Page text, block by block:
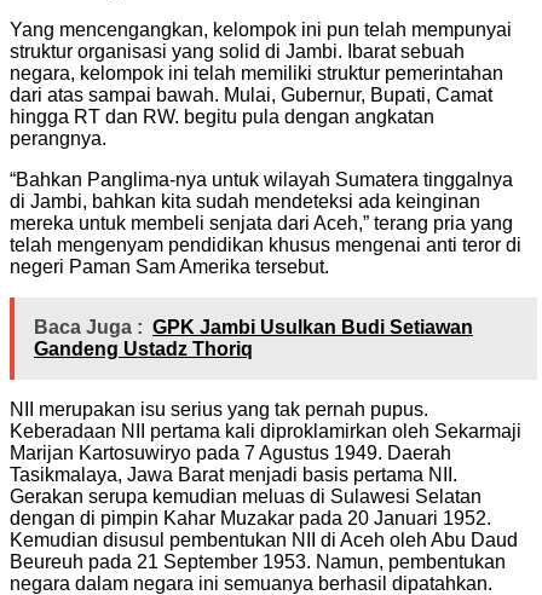
Yang mencengangkan, kelompok ini pun telah mempunyai
struktur organisasi yang solid di Jambi. Ibarat sebuah
negara, kelompok ini telah memiliki struktur pemerintahan
dari atas sampai bawah. Mulai, Gubernur, Bupati, Camat
hingga RT dan RW. begitu pula dengan angkatan
perangnya.
“Bahkan Panglima-nya untuk wilayah Sumatera tinggalnya
di Jambi, bahkan kita sudah mendeteksi ada keinginan
mereka untuk membeli senjata dari Aceh,” terang pria yang
telah mengenyam pendidikan khusus mengenai anti teror di
negeri Paman Sam Amerika tersebut.
Baca Juga : GPK Jambi Usulkan Budi Setiawan
Gandeng Ustadz Thoriq
NII merupakan isu serius yang tak pernah pupus.
Keberadaan NII pertama kali diproklamirkan oleh Sekarmaji
Marijan Kartosuwiryo pada 7 Agustus 1949. Daerah
Tasikmalaya, Jawa Barat menjadi basis pertama NII.
Gerakan serupa kemudian meluas di Sulawesi Selatan
dengan di pimpin Kahar Muzakar pada 20 Januari 1952.
Kemudian disusul pembentukan NII di Aceh oleh Abu Daud
Beureuh pada 21 September 1953. Namun, pembentukan
negara dalam negara ini semuanya berhasil dipatahkan.